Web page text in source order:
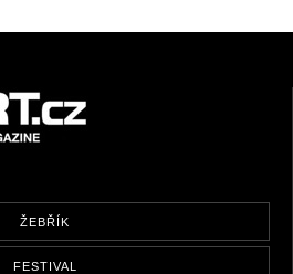
ŽEBŘÍK
FESTIVAL